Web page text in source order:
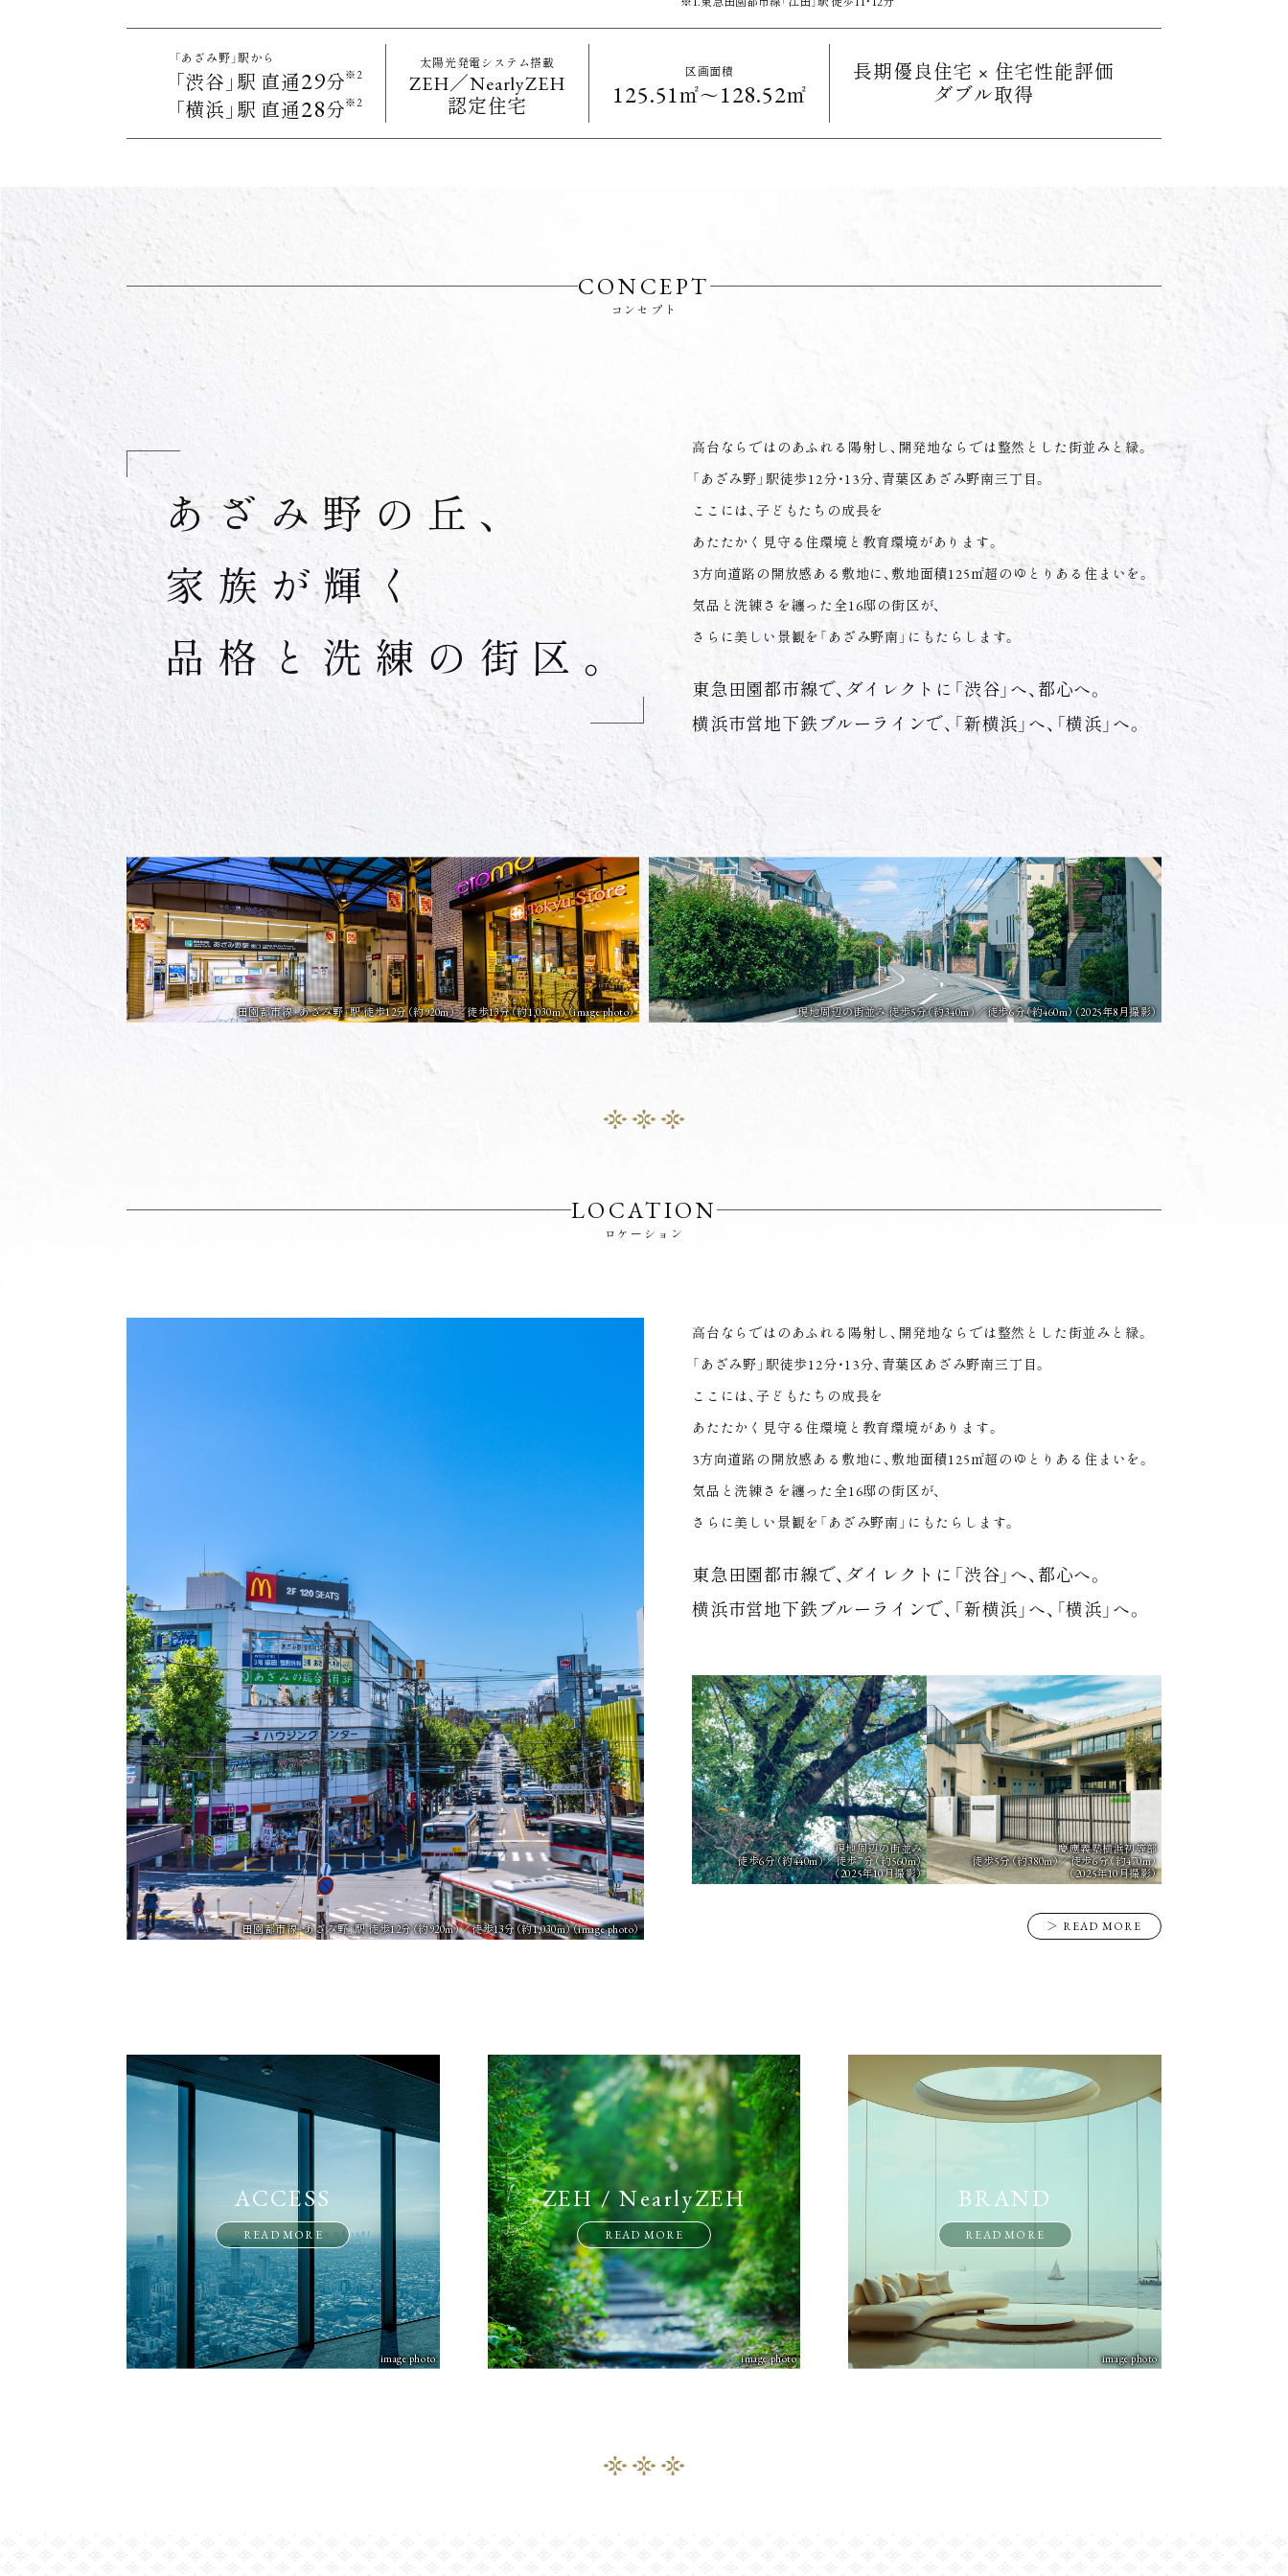
「あざみ野」駅から
「渋谷」駅 直通29分※2
「横浜」駅 直通28分※2
太陽光発電システム搭載
ZEH／NearlyZEH
認定住宅
区画面積
125.51㎡～128.52㎡
長期優良住宅 × 住宅性能評価
ダブル取得
CONCEPT
コンセプト
あざみ野の丘、
家族が輝く
品格と洗練の街区。
高台ならではのあふれる陽射し、 開発地ならでは整然とした街並みと緑。
「あざみ野」駅徒歩12分・13分、 青葉区あざみ野南三丁目。
ここには、子どもたちの成長を
あたたかく見守る住環境と教育環境があります。
3方向道路の開放感ある敷地に、 敷地面積125㎡超のゆとりある住まいを。
気品と洗練さを纏った全16邸の街区が、
さらに美しい景観を「あざみ野南」にもたらします。
東急田園都市線で、 ダイレクトに「渋谷」へ、都心へ。
横浜市営地下鉄ブルーラインで、 「新横浜」へ、「横浜」へ。
田園都市線「あざみ野」駅 徒歩12分（約920m）／徒歩13分（約1,030m）（image photo） 現地周辺の街並み 徒歩5分（約340m）／徒歩6分（約460m）（2025年8月撮影）
LOCATION
ロケーション
田園都市線「あざみ野」駅 徒歩12分（約920m）／徒歩13分（約1,030m）（image photo）
高台ならではのあふれる陽射し、 開発地ならでは整然とした街並みと緑。
「あざみ野」駅徒歩12分・13分、 青葉区あざみ野南三丁目。
ここには、子どもたちの成長を
あたたかく見守る住環境と教育環境があります。
3方向道路の開放感ある敷地に、 敷地面積125㎡超のゆとりある住まいを。
気品と洗練さを纏った全16邸の街区が、
さらに美しい景観を「あざみ野南」にもたらします。
東急田園都市線で、 ダイレクトに「渋谷」へ、都心へ。
横浜市営地下鉄ブルーラインで、 「新横浜」へ、「横浜」へ。
現地周辺の街並み
徒歩6分（約440m）／徒歩7分（約560m）
（2025年10月撮影）
慶應義塾横浜初等部
徒歩5分（約380m）／徒歩6分（約470m）
（2025年10月撮影）
＞ READ MORE
ACCESS
READ MORE
image photo
ZEH / NearlyZEH
READ MORE
image photo
BRAND
READ MORE
image photo